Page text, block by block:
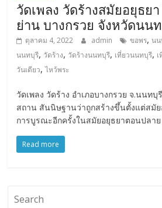
วัดเพลง วัดร้างสมัยอยุธย
ย่าน บางกรวย จังหวัดนน
ตุลาคม 4, 2022 admin ขอพร,น
นนทบุรี, วัดร้าง, วัดร้างนนทบุรี, เที่ยวนนทบุรี,
วันเดียว,ไหว้พระ
วัดเพลง วัดร้าง อำเภอบางกรวย จ.นนท
สถาน สันนิษฐานว่าถูกสร้างขึ้นตั้งแต่สมั
การบูรณะอีกครั้งในสมัยอยุธยาตอนปลาย
Read more